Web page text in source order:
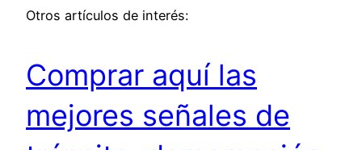
Otros artículos de interés:
Comprar aquí las
mejores señales de